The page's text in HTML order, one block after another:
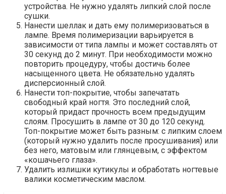
устройства. Не нужно удалять липкий слой после
сушки.
Нанести шеллак и дать ему полимеризоваться в
лампе. Время полимеризации варьируется в
зависимости от типа лампы и может составлять от
30 секунд до 2 минут. При необходимости можно
повторить процедуру, чтобы достичь более
насыщенного цвета. Не обязательно удалять
дисперсионный слой.
Нанести топ-покрытие, чтобы запечатать
свободный край ногтя. Это последний слой,
который придаст прочность всем предыдущим
слоям. Просушить в лампе от 30 до 120 секунд.
Топ-покрытие может быть разным: с липким слоем
(который нужно удалить после просушивания) или
без него, матовым или глянцевым, с эффектом
«кошачьего глаза».
Удалить излишки кутикулы и обработать ногтевые
валики косметическим маслом.